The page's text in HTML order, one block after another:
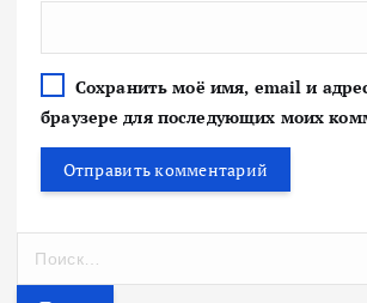
Сохранить моё имя, email и
браузере для последующих моих